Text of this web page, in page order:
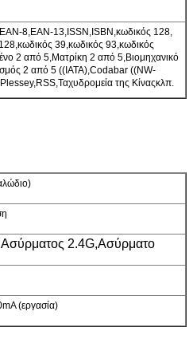
8,EAN-13,ISSN,ISBN,κωδικός 128,
39,κωδικός 93,κωδικός
2 από 5,Ματρίκη 2 από 5,Βιομηχανικό
2 από 5 ((IATA),Codabar ((NW-
της Κίναςκλπ.
Ασύρματος 2.4G,Ασύρματο
(εργασία)